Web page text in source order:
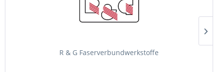
R & G Faserverbundwerkstoffe